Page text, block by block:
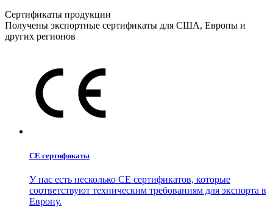
Сертификаты продукции
Получены экспортные сертификаты для США, Европы и
других регионов
CE сертификаты
У нас есть несколько CE сертификатов, которые
соответствуют техническим требованиям для экспорта в
Европу.